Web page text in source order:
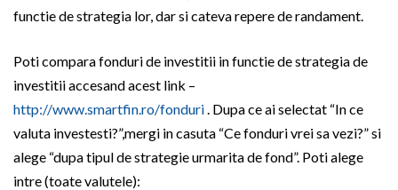
functie de strategia lor, dar si cateva repere de randament.
Poti compara fonduri de investitii in functie de strategia de
investitii accesand acest link –
http://www.smartfin.ro/fonduri. Dupa ce ai selectat “In ce
valuta investesti?”,mergi in casuta “Ce fonduri vrei sa vezi?” si
alege “dupa tipul de strategie urmarita de fond”. Poti alege
intre (toate valutele):